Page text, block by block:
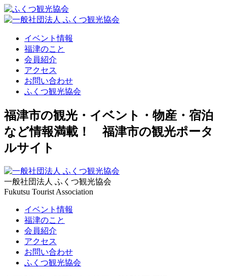
イベント情報
福津のこと
会員紹介
アクセス
お問い合わせ
ふくつ観光協会
福津市の観光・イベント・物産・宿泊
など情報満載！ 福津市の観光ポータ
ルサイト
一般社団法人 ふくつ観光協会
Fukutsu Tourist Association
イベント情報
福津のこと
会員紹介
アクセス
お問い合わせ
ふくつ観光協会